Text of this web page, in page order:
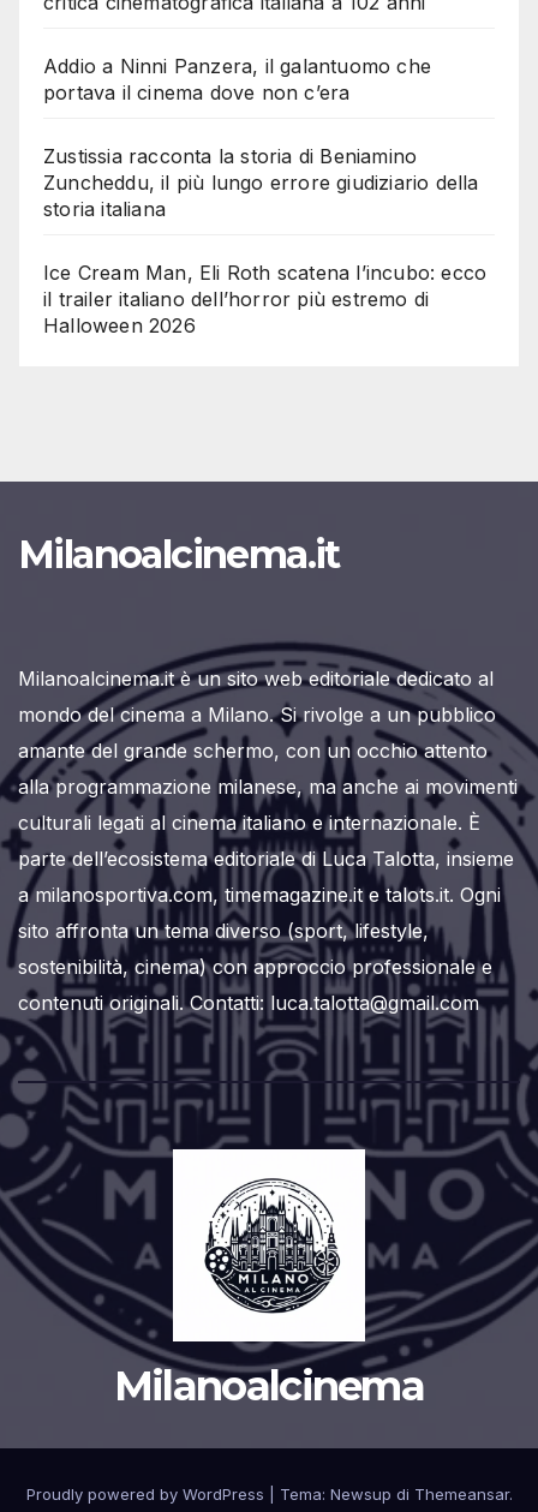
Addio a Ninni Panzera, il galantuomo che
portava il cinema dove non c’era
Zustissia racconta la storia di Beniamino
Zuncheddu, il più lungo errore giudiziario della
storia italiana
Ice Cream Man, Eli Roth scatena l’incubo: ecco
il trailer italiano dell’horror più estremo di
Halloween 2026
Milanoalcinema.it
Milanoalcinema.it è un sito web editoriale dedicato al
mondo del cinema a Milano. Si rivolge a un pubblico
amante del grande schermo, con un occhio attento
alla programmazione milanese, ma anche ai movimenti
culturali legati al cinema italiano e internazionale. È
parte dell’ecosistema editoriale di Luca Talotta, insieme
a milanosportiva.com, timemagazine.it e talots.it. Ogni
sito affronta un tema diverso (sport, lifestyle,
sostenibilità, cinema) con approccio professionale e
contenuti originali. Contatti: luca.talotta@gmail.com
Milanoalcinema
Proudly powered by WordPress Tema: Newsup di Themeansar.